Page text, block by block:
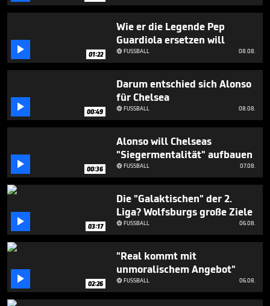
seconds
 01:22
Wie er die Legende Pep
Guardiola ersetzen will
FUSSBALL 08.08.
 00:49
Darum entschied sich Alonso
für Chelsea
FUSSBALL 08.08.
 00:36
Alonso will Chelseas
"Siegermentalität" aufbauen
FUSSBALL 07.08.
 03:17
Die "Galaktischen" der 2.
Liga? Wolfsburgs große Ziele
FUSSBALL 06.08.
 02:26
"Real kommt mit
unmoralischem Angebot"
FUSSBALL 06.08.